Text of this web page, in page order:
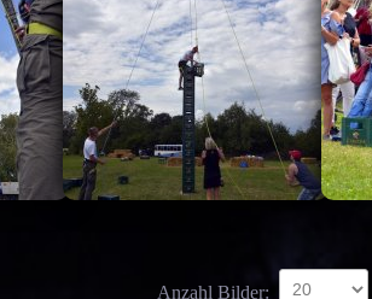
Anzahl Bilder: